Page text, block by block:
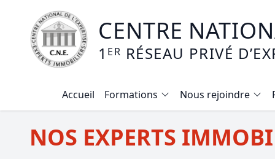
CENTRE
1 ER RÉSEAU PRIVÉ
Accueil
Formations
Formation expertise immobilière /
Nous rejoindre
NOS EXPERTS